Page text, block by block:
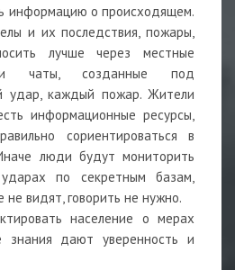
информацию о происходящем.
и их последствия, пожары,
лучше через местные
и чаты, созданные под
удар, каждый пожар. Жители
информационные ресурсы,
сориентироваться в
люди будут мониторить
по секретным базам,
видят, говорить не нужно.
население о мерах
знания дают уверенность и